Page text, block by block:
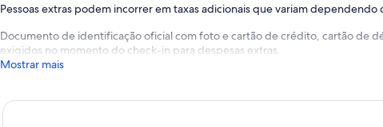
Pessoas extras podem incorrer em taxas adicionais que variam
Documento de identificação oficial com foto e cartão de crédito, cartão de
exigidos no momento do check-in para despesas extras.
Mostrar mais